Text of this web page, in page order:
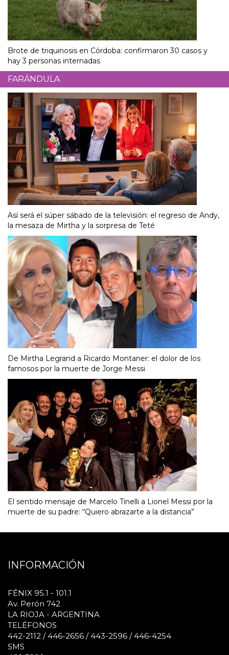
Brote de triquinosis en Córdoba: confirmaron 30 casos y
hay 3 personas internadas
FARÁNDULA
Así será el súper sábado de la televisión: el regreso de Andy,
la mesaza de Mirtha y la sorpresa de Teté
De Mirtha Legrand a Ricardo Montaner: el dolor de los
famosos por la muerte de Jorge Messi
El sentido mensaje de Marcelo Tinelli a Lionel Messi por la
muerte de su padre: “Quiero abrazarte a la distancia”
INFORMACIÓN
FÉNIX 95.1 - 101.1
Av. Perón 742
LA RIOJA - ARGENTINA
TELÉFONOS
442-2112 / 446-2656 / 443-2596 / 446-4254
SMS